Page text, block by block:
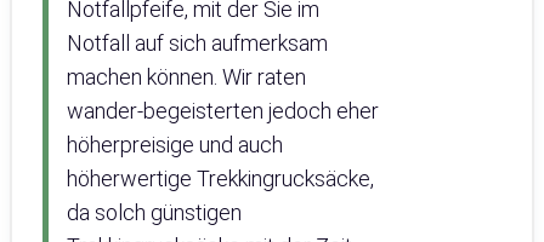
Notfallpfeife, mit der Sie im
Notfall auf sich aufmerksam
machen können. Wir raten
wander-begeisterten jedoch eher
höherpreisige und auch
höherwertige Trekkingrucksäcke,
da solch günstigen